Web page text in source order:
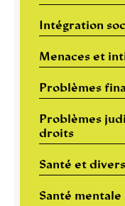
Intégration
Menaces et
Problèmes
Problèmes
droits
Santé et
Santé